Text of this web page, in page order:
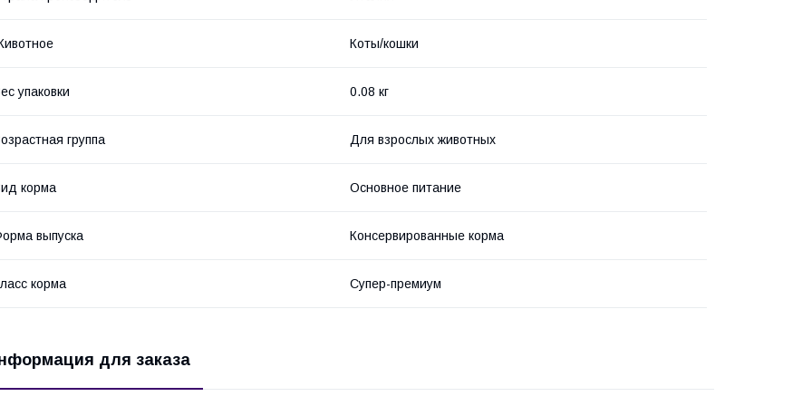
Коты/кошки
упаковки 0.08 кг
группа Для взрослых животных
корма Основное питание
выпуска Консервированные корма
корма Супер-премиум
для заказа